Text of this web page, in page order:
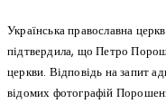
Українська православна
підтвердила, що Петро
церкви. Відповідь на запит
відомих фотографій